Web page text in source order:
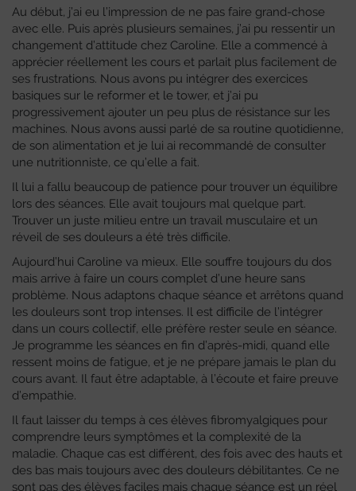
Au début, j’ai eu l’impression de ne pas faire grand-chose
avec elle. Puis après plusieurs semaines, j’ai pu ressentir un
changement d’attitude chez Caroline. Elle a commencé à
apprécier réellement les cours et parlait plus facilement de
ses frustrations. Nous avons pu intégrer des exercices
basiques sur le reformer et le tower, et j’ai pu
progressivement ajouter un peu plus de résistance sur les
machines. Nous avons aussi parlé de sa routine quotidienne,
de son alimentation et je lui ai recommandé de consulter
une nutritionniste, ce qu’elle a fait.
Il lui a fallu beaucoup de patience pour trouver un équilibre
lors des séances. Elle avait toujours mal quelque part.
Trouver un juste milieu entre un travail musculaire et un
réveil de ses douleurs a été très difficile.
Aujourd’hui Caroline va mieux. Elle souffre toujours du dos
mais arrive à faire un cours complet d’une heure sans
problème. Nous adaptons chaque séance et arrêtons quand
les douleurs sont trop intenses. Il est difficile de l’intégrer
dans un cours collectif, elle préfère rester seule en séance.
Je programme les séances en fin d’après-midi, quand elle
ressent moins de fatigue, et je ne prépare jamais le plan du
cours avant. Il faut être adaptable, à l’écoute et faire preuve
d’empathie.
Il faut laisser du temps à ces élèves fibromyalgiques pour
comprendre leurs symptômes et la complexité de la
maladie. Chaque cas est différent, des fois avec des hauts et
des bas mais toujours avec des douleurs débilitantes. Ce ne
sont pas des élèves faciles mais chaque séance est un réel